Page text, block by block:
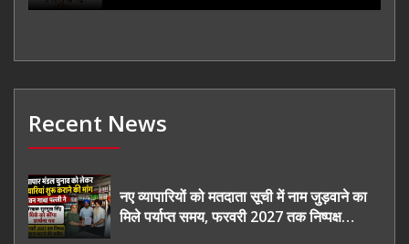
Recent News
नए व्यापारियों को मतदाता सूची में नाम जुड़वाने का
मिले पर्याप्त समय, फरवरी 2027 तक निष्पक्ष